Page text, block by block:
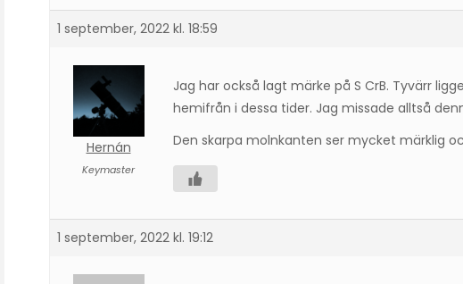
1 september, 2022 kl. 18:59
Hernán
Keymaster
Jag har också lagt märke på S CrB. Tyvärr
hemifrån i dessa tider. Jag missade alltså
Den skarpa molnkanten ser mycket märklig
1 september, 2022 kl. 19:12